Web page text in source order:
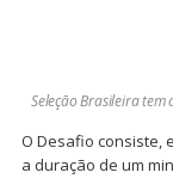
Seleção Brasileira tem
O Desafio consiste,
a duração de um